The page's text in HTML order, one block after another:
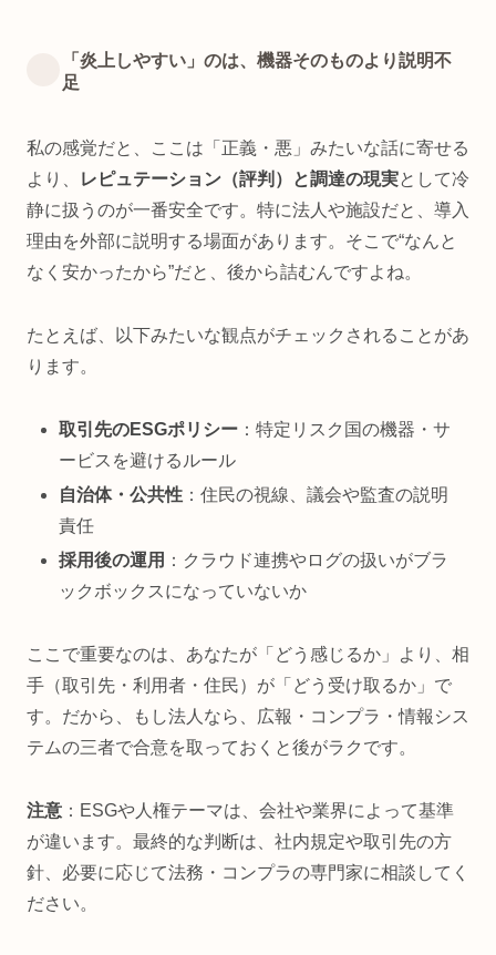
「炎上しやすい」のは、機器そのものより説明不
足
私の感覚だと、ここは「正義・悪」みたいな話に寄せる
より、
レピュテーション（評判）と調達の現実として冷
静に扱うのが一番安全です。特に法人や施設だと、導入
理由を外部に説明する場面があります。そこで“なんと
なく安かったから”だと、後から詰むんですよね。
たとえば、以下みたいな観点がチェックされることがあ
ります。
取引先のESGポリシー ：特定リスク国の機器・サ
ービスを避けるルール
自治体・公共性 ：住民の視線、議会や監査の説明
責任
採用後の運用 ：クラウド連携やログの扱いがブラ
ックボックスになっていないか
ここで重要なのは、あなたが「どう感じるか」より、相
手（取引先・利用者・住民）が「どう受け取るか」で
す。だから、もし法人なら、広報・コンプラ・情報シス
テムの三者で合意を取っておくと後がラクです。
注意 ：ESGや人権テーマは、会社や業界によって基準
が違います。最終的な判断は、社内規定や取引先の方
針、必要に応じて法務・コンプラの専門家に相談してく
ださい。